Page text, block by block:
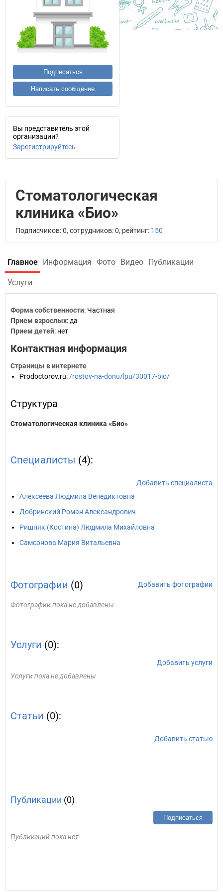
Подписаться
Написать сообщение
Вы представитель этой
организации?
Зарегистрируйтесь
Стоматологическая
клиника «Био»
Подписчиков: 0, сотрудников: 0, рейтинг: 150
Главное Информация Фото Видео Публикации
Услуги
Форма собственности: Частная
Прием взрослых: да
Прием детей: нет
Контактная информация
Страницы в интернете
Prodoctorov.ru: /rostov-na-donu/lpu/30017-bio/
Структура
Стоматологическая клиника «Био»
Специалисты (4):
Добавить специалиста
Алексеева Людмила Венедиктовна
Добринский Роман Александрович
Ришняк (Костина) Людмила Михайловна
Самсонова Мария Витальевна
Фотографии (0) Добавить фотографии
Фотографии пока не добавлены
Услуги (0):
Добавить услуги
Услуги пока не добавлены
Статьи (0):
Добавить статью
Публикации (0)
Подписаться
Публикаций пока нет